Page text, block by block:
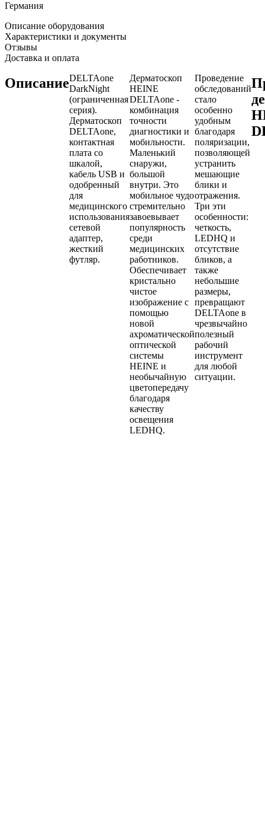
Германия
Описание оборудования
Характеристики и документы
Отзывы
Доставка и оплата
ОписаниеDELTAone
DarkNight
(ограниченная
серия).
Дерматоскоп
DELTAone,
контактная
плата со
шкалой,
кабель USB и
одобренный
для
медицинского
использования
сетевой
адаптер,
жесткий
футляр.
Дерматоскоп
HEINE
DELTAone -
комбинация
точности
диагностики и
мобильности.
Маленький
снаружи,
большой
внутри. Это
мобильное чудо
стремительно
завоевывает
популярность
среди
медицинских
работников.
Обеспечивает
кристально
чистое
изображение с
помощью
новой
ахроматической
оптической
системы
HEINE и
необычайную
цветопередачу
благодаря
качеству
освещения
LEDHQ.
Проведение
обследований
стало
особенно
удобным
благодаря
поляризации,
позволяющей
устранить
мешающие
блики и
отражения.
Три эти
особенности:
четкость,
LEDHQ и
отсутствие
бликов, а
также
небольшие
размеры,
превращают
DELTAone в
чрезвычайно
полезный
рабочий
инструмент
для любой
ситуации.